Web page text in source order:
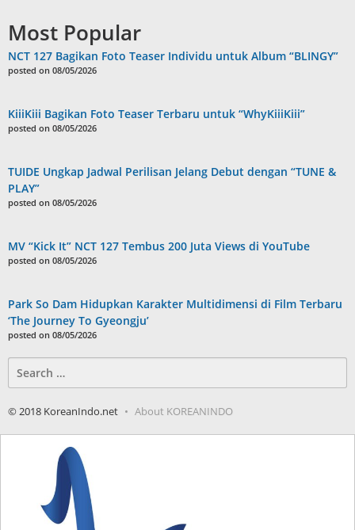
Most Popular
NCT 127 Bagikan Foto Teaser Individu untuk Album “BLINGY”
posted on 08/05/2026
KiiiKiii Bagikan Foto Teaser Terbaru untuk “WhyKiiiKiii”
posted on 08/05/2026
TUIDE Ungkap Jadwal Perilisan Jelang Debut dengan “TUNE &
PLAY”
posted on 08/05/2026
MV “Kick It” NCT 127 Tembus 200 Juta Views di YouTube
posted on 08/05/2026
Park So Dam Hidupkan Karakter Multidimensi di Film Terbaru
‘The Journey To Gyeongju’
posted on 08/05/2026
for:
© 2018 KoreanIndo.net About KOREANINDO